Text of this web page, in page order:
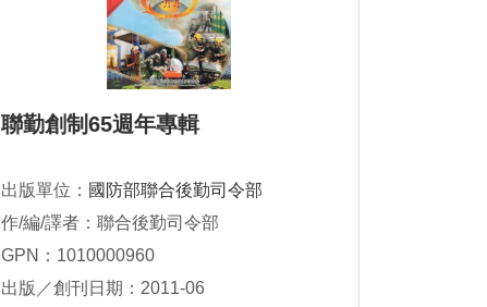
聯勤創制65週年專輯
出版單位： 國防部聯合後勤司令部
作/編/譯者：聯合後勤司令部
GPN：1010000960
出版／創刊日期：2011-06